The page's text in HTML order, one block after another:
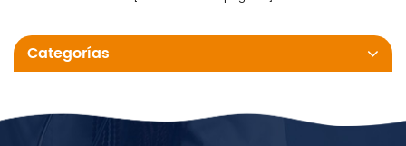
en frotis nasales, frotis de
garganta y esputo de
personas sospechosas de
inmunocromatografía con
Categorías